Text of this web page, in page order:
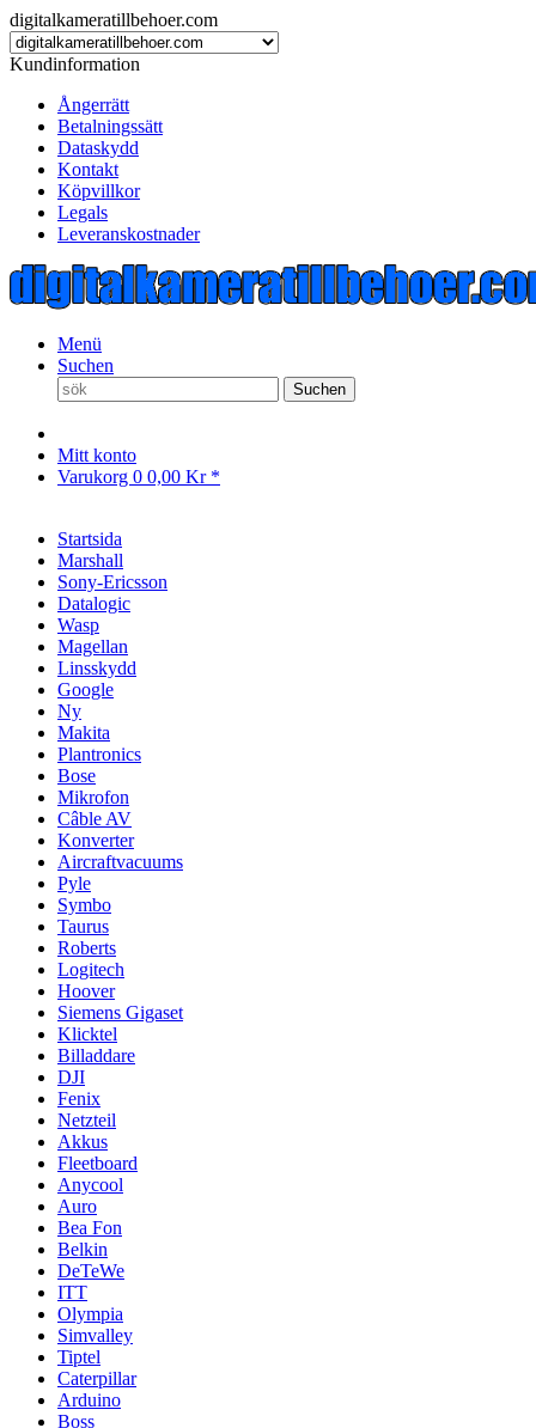
digitalkameratillbehoer.com
Kundinformation
Ångerrätt
Betalningssätt
Dataskydd
Kontakt
Köpvillkor
Legals
Leveranskostnader
Menü
Suchen
Suchen
Mitt konto
Varukorg 0 0,00 Kr *
Startsida
Marshall
Sony-Ericsson
Datalogic
Wasp
Magellan
Linsskydd
Google
Ny
Makita
Plantronics
Bose
Mikrofon
Câble AV
Konverter
Aircraftvacuums
Pyle
Symbo
Taurus
Roberts
Logitech
Hoover
Siemens Gigaset
Klicktel
Billaddare
DJI
Fenix
Netzteil
Akkus
Fleetboard
Anycool
Auro
Bea Fon
Belkin
DeTeWe
ITT
Olympia
Simvalley
Tiptel
Caterpillar
Arduino
Boss